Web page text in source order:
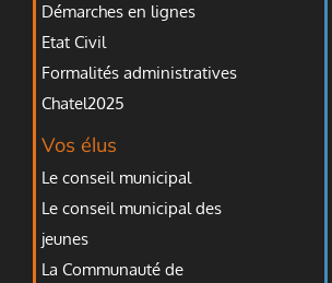
Démarches en lignes
Etat Civil
Formalités administratives
Chatel2025
Vos élus
Le conseil municipal
Le conseil municipal des
jeunes
La Communauté de